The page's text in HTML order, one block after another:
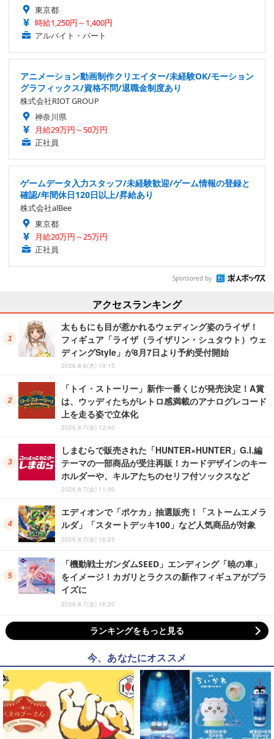
東京都
時給1,250円～1,400円
アルバイト・パート
アニメーション動画制作クリエイター/未経験OK/モーション
グラフィックス/資格不問/退職金制度あり
株式会社RIOT GROUP
神奈川県
月給29万円～50万円
正社員
ゲームデータ入力スタッフ/未経験歓迎/ゲーム情報の登録と
確認/年間休日120日以上/昇給あり
株式会社alBee
東京都
月給20万円～25万円
正社員
Sponsored by
アクセスランキング
太ももにも目が惹かれるウェディング姿のライザ！
フィギュア「ライザ（ライザリン・シュタウト）ウェ
ディングStyle」が8月7日より予約受付開始
2026.8.6(木) 19:15
「トイ・ストーリー」新作一番くじが発売決定！A賞
は、ウッディたちがレトロ感満載のアナログレコード
上を走る姿で立体化
2026.8.7(金) 12:40
しまむらで販売された「HUNTER×HUNTER」G.I.編
テーマの一部商品が受注再販！カードデザインのキー
ホルダーや、キルアたちのセリフ付ソックスなど
2026.8.7(金) 11:00
エディオンで「ポケカ」抽選販売！「ストームエメラ
ルダ」「スタートデッキ100」など人気商品が対象
2026.8.7(金) 16:25
「機動戦士ガンダムSEED」エンディング「暁の車」
をイメージ！カガリとラクスの新作フィギュアがプラ
イズに
2026.8.7(金) 16:20
ランキングをもっと見る
今、あなたにオススメ